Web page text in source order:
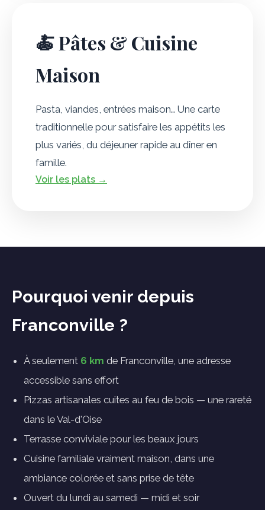
🍝 Pâtes & Cuisine
Maison
Pasta, viandes, entrées maison… Une carte
traditionnelle pour satisfaire les appétits les
plus variés, du déjeuner rapide au dîner en
famille.
Voir les plats →
Pourquoi venir depuis
Franconville ?
À seulement 6 km de Franconville, une adresse
accessible sans effort
Pizzas artisanales cuites au feu de bois — une rareté
dans le Val-d'Oise
Terrasse conviviale pour les beaux jours
Cuisine familiale vraiment maison, dans une
ambiance colorée et sans prise de tête
Ouvert du lundi au samedi — midi et soir